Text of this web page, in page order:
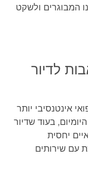
המבוגרים ולשקט
לדיור
אינטנסיבי יותר
בעוד שדיור
יחסית
עם שירותים